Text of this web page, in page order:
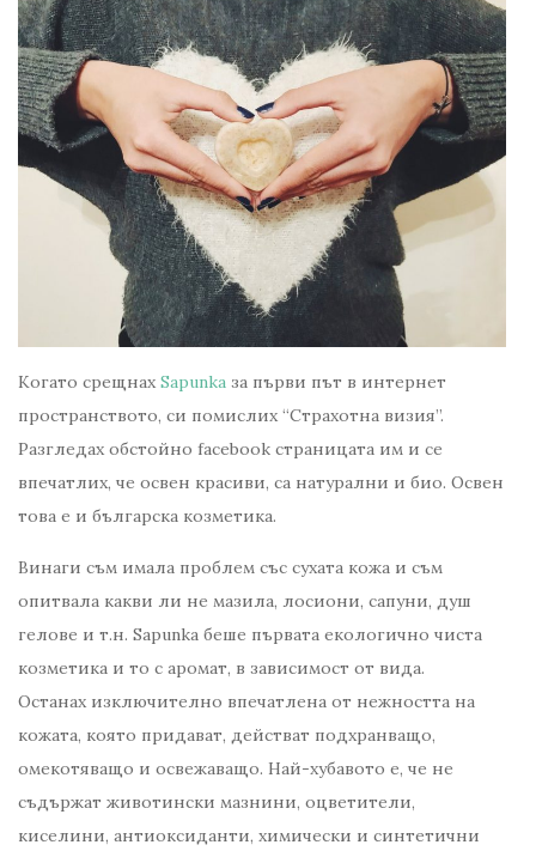
Когато срещнах Sapunka за първи път в интернет
пространството, си помислих “Страхотна визия”.
Разгледах обстойно facebook страницата им и се
впечатлих, че освен красиви, са натурални и био. Освен
това е и българска козметика.
Винаги съм имала проблем със сухата кожа и съм
опитвала какви ли не мазила, лосиони, сапуни, душ
гелове и т.н. Sapunka беше първата екологично чиста
козметика и то с аромат, в зависимост от вида.
Останах изключително впечатлена от нежността на
кожата, която придават, действат подхранващо,
омекотяващо и освежаващо. Най-хубавото е, че не
съдържат животински мазнини, оцветители,
киселини, антиоксиданти, химически и синтетични